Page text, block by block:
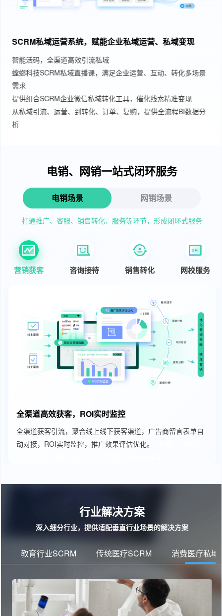
SCRM私域运营系统，赋能企业私域运营、私域变现
智能活码，全渠道高效引流私域SCRM私域管理系统
螳螂科技SCRM私域直播课，满足企业运营、互动、转化多场景
需求
提供组合SCRM企业微信私域转化工具，催化线索精准变现
从私域引流、运营、到转化、订单、复购，提供全流程BI数据分
析
电销、网销一站式闭环服务
电销场景 网销场景
打通推广、客服、销售转化、服务等环节，形成闭环式服务
营销获客 咨询接待 销售转化 网校服务
全渠道高效获客，ROI实时监控
全渠道获客引流，聚合线上线下获客渠道，广告商留言表单自
动对接，ROI实时监控，推广效果评估优化。
行业解决方案
深入细分行业，提供适配垂直行业场景的解决方案
教育行业SCRM 传统医疗SCRM 消费医疗私域